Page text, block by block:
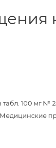
табл. 100 мг №
Медицинские